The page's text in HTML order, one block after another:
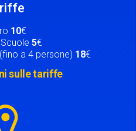
10€
5€
a 4 persone) 18€
sulle tariffe